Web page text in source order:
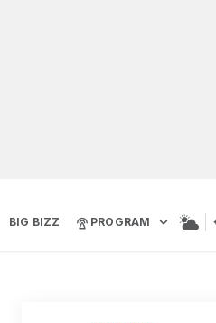
BIG BIZZ PROGRAM